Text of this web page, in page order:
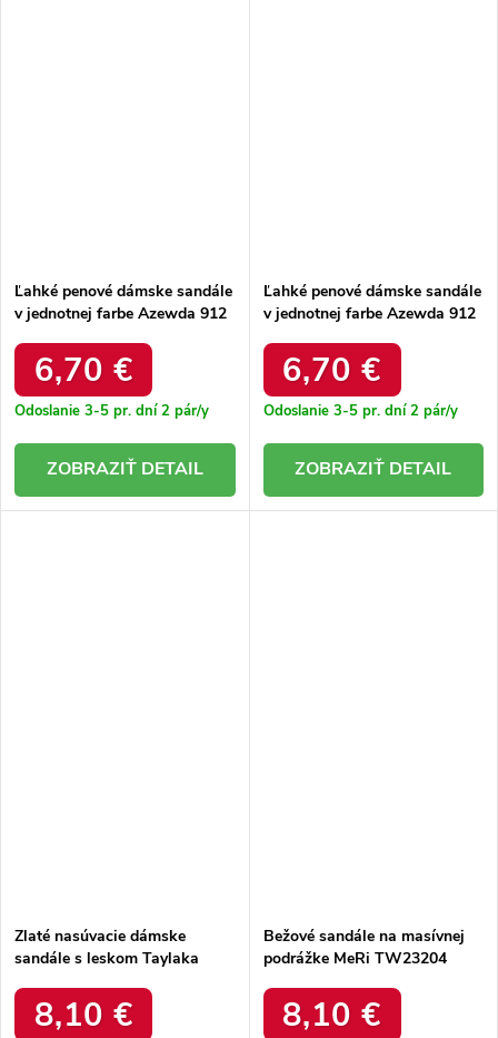
Ľahké penové dámske sandále
v jednotnej farbe Azewda 912
6,70 €
Odoslanie 3-5 pr. dní2 pár/y
DETAIL
Ľahké penové dámske sandále
v jednotnej farbe Azewda 912
6,70 €
Odoslanie 3-5 pr. dní2 pár/y
DETAIL
Zlaté nasúvacie dámske
sandále s leskom Taylaka
8,10 €
Bežové sandále na masívnej
podrážke MeRi TW23204
8,10 €